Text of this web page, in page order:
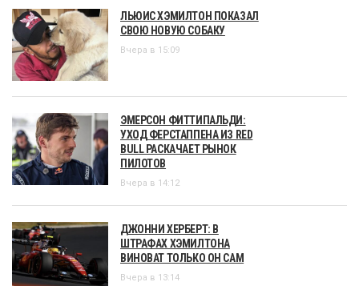
ЛЬЮИС ХЭМИЛТОН ПОКАЗАЛ
СВОЮ НОВУЮ СОБАКУ
Вчера в 15:09
ЭМЕРСОН ФИТТИПАЛЬДИ:
УХОД ФЕРСТАППЕНА ИЗ RED
BULL РАСКАЧАЕТ РЫНОК
ПИЛОТОВ
Вчера в 14:12
ДЖОННИ ХЕРБЕРТ: В
ШТРАФАХ ХЭМИЛТОНА
ВИНОВАТ ТОЛЬКО ОН САМ
Вчера в 13:14